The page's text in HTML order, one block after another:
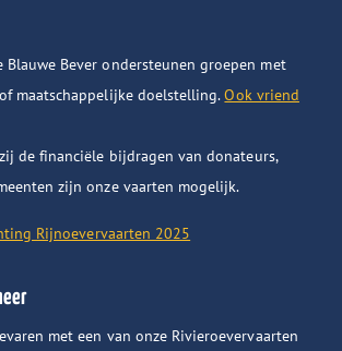
Blauwe Bever ondersteunen groepen met
maatschappelijke doelstelling.Ook vriend
de financiële bijdragen van donateurs,
zijn onze vaarten mogelijk.
Rijnoevervaarten 2025
met een van onze Rivieroevervaarten